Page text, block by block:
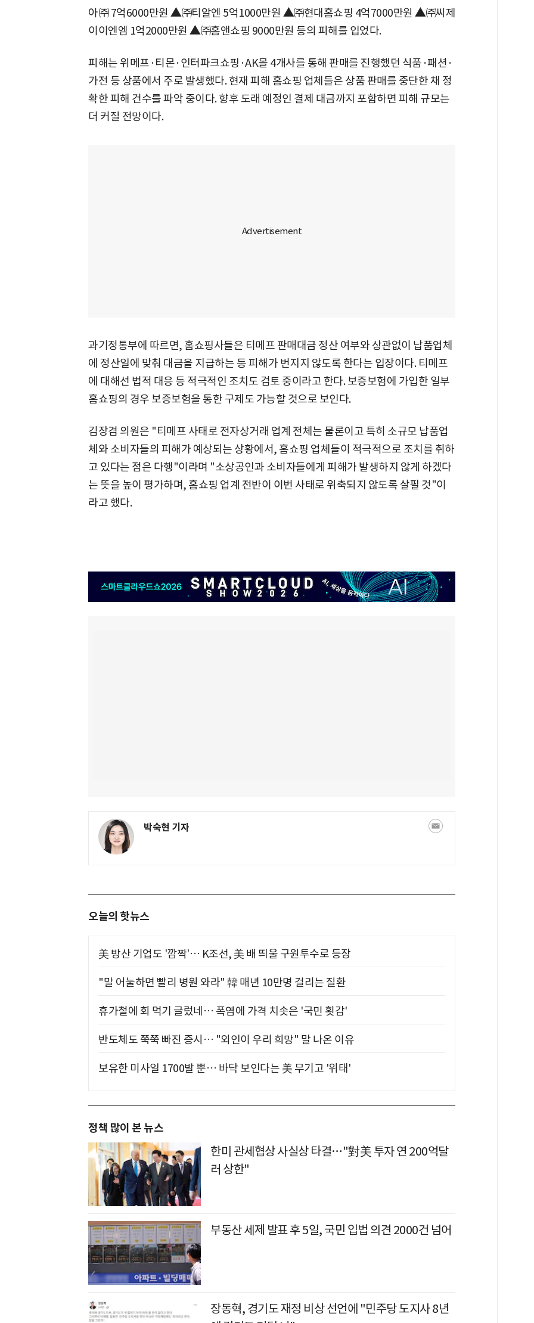
아㈜ 7억6000만원 ▲㈜티알엔 5억1000만원 ▲㈜현대홈쇼핑 4억7000만원 ▲㈜씨제
이이엔엠 1억2000만원 ▲㈜홈앤쇼핑 9000만원 등의 피해를 입었다.
피해는 위메프·티몬·인터파크쇼핑·AK몰 4개사를 통해 판매를 진행했던 식품·패션·
가전 등 상품에서 주로 발생했다. 현재 피해 홈쇼핑 업체들은 상품 판매를 중단한 채 정
확한 피해 건수를 파악 중이다. 향후 도래 예정인 결제 대금까지 포함하면 피해 규모는
더 커질 전망이다.
과기정통부에 따르면, 홈쇼핑사들은 티메프 판매대금 정산 여부와 상관없이 납품업체
에 정산일에 맞춰 대금을 지급하는 등 피해가 번지지 않도록 한다는 입장이다. 티메프
에 대해선 법적 대응 등 적극적인 조치도 검토 중이라고 한다. 보증보험에 가입한 일부
홈쇼핑의 경우 보증보험을 통한 구제도 가능할 것으로 보인다.
김장겸 의원은 "티메프 사태로 전자상거래 업계 전체는 물론이고 특히 소규모 납품업
체와 소비자들의 피해가 예상되는 상황에서, 홈쇼핑 업체들이 적극적으로 조치를 취하
고 있다는 점은 다행"이라며 "소상공인과 소비자들에게 피해가 발생하지 않게 하겠다
는 뜻을 높이 평가하며, 홈쇼핑 업계 전반이 이번 사태로 위축되지 않도록 살필 것"이
라고 했다.
박숙현 기자
오늘의 핫뉴스
美 방산 기업도 '깜짝'… K조선, 美 배 띄울 구원투수로 등장
"말 어눌하면 빨리 병원 와라" 韓 매년 10만명 걸리는 질환
휴가철에 회 먹기 글렀네… 폭염에 가격 치솟은 '국민 횟감'
반도체도 쭉쭉 빠진 증시… "외인이 우리 희망" 말 나온 이유
보유한 미사일 1700발 뿐… 바닥 보인다는 美 무기고 '위태'
정책 많이 본 뉴스
한미 관세협상 사실상 타결…"對美 투자 연 200억달
러 상한"
부동산 세제 발표 후 5일, 국민 입법 의견 2000건 넘어
장동혁, 경기도 재정 비상 선언에 "민주당 도지사 8년